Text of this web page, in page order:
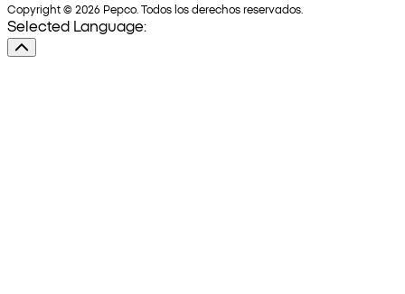
Copyright © 2026 Pepco. Todos los derechos reservados.
Selected Language: